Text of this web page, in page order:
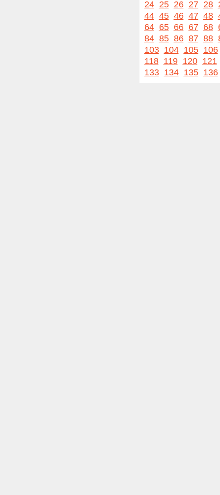
24 25 26 27 28
44 45 46 47 48
64 65 66 67 68
84 85 86 87 88
103 104 105 106
118 119 120 121
133 134 135 136